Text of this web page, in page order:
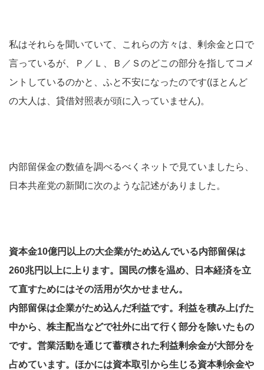
私はそれらを聞いていて、これらの方々は、剰余金と口で
言っているが、Ｐ／Ｌ、Ｂ／Ｓのどこの部分を指してコメ
ントしているのかと、ふと不安になったのです(ほとんど
の大人は、貸借対照表が頭に入っていません)。
内部留保金の数値を調べるべくネットで見ていましたら、
日本共産党の新聞に次のような記述がありました。
資本金10億円以上の大企業がため込んでいる内部留保は
260兆円以上に上ります。国民の懐を温め、日本経済を立
て直すためにはその活用が欠かせません。
内部留保は企業がため込んだ利益です。利益を積み上げた
中から、株主配当などで社外に出て行く部分を除いたもの
です。営業活動を通じて蓄積された利益剰余金が大部分を
占めています。ほかには資本取引から生じる資本剰余金や